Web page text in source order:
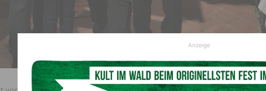
Anzeige